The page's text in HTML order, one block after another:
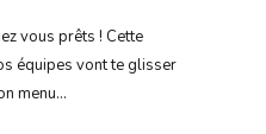
vous prêts ! Cette
équipes vont te glisser
menu…